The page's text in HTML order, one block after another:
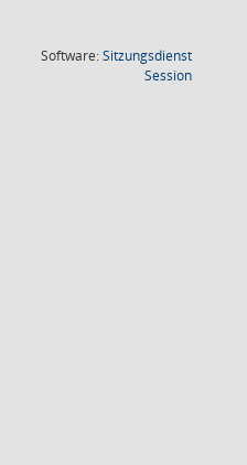
Software:Sitzungsdienst
Session(Wird in